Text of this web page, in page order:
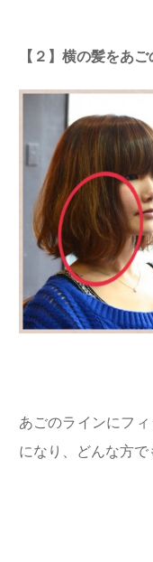
【２】横の髪をあ
あごのラインにフ
になり、どんな方で